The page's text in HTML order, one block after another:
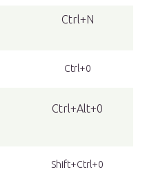
Ctrl+N
Ctrl+0
Ctrl+Alt+0
Shift+Ctrl+0